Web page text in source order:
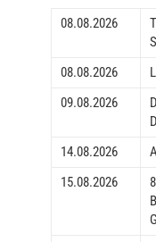
08.08.2026
08.08.2026
09.08.2026
14.08.2026
15.08.2026